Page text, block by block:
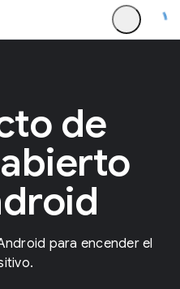
de
para encender el